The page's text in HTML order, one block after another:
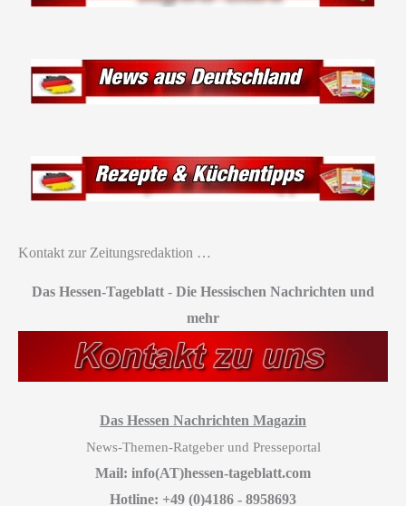
Kontakt zur Zeitungsredaktion …
Das Hessen-Tageblatt - Die Hessischen Nachrichten und
mehr
Das Hessen Nachrichten Magazin
News-Themen-Ratgeber und Presseportal
Mail: info(AT)hessen-tageblatt.com
Hotline: +49 (0)4186 - 8958693